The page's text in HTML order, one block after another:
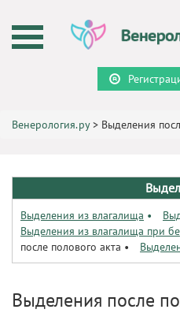
Венерология.ру> Выделения
Выделения из влагалища •
Выделения из влагалища при
после полового акта •
Выделения после